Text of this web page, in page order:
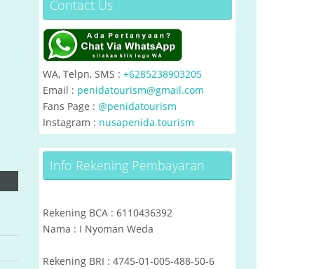
Contact Us
WA, Telpn, SMS : +6285238903205
Email : penidatourism@gmail.com
Fans Page : @penidatourism
Instagram : nusapenida.tourism
Info Rekening Pembayaran
Rekening BCA : 6110436392
Nama : I Nyoman Weda
Rekening BRI : 4745-01-005-488-50-6